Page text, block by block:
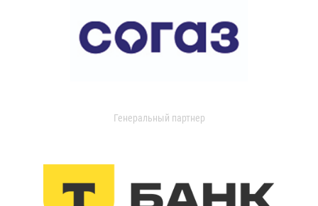
Генеральный партнер